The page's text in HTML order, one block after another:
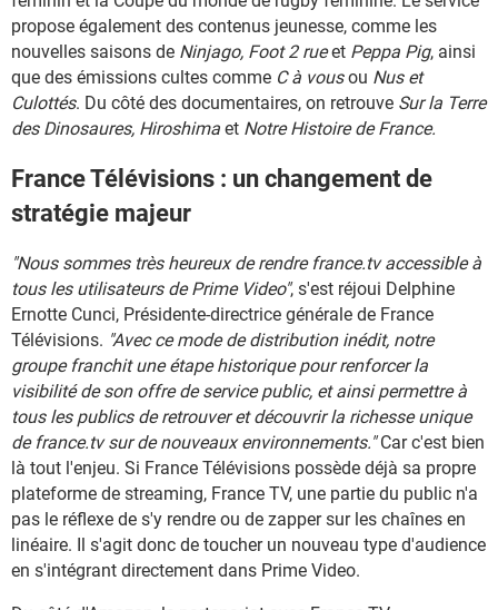
propose également des contenus jeunesse, comme les
nouvelles saisons de Ninjago, Foot 2 rueet Peppa Pig, ainsi
que des émissions cultes comme C à vousou Nus et
Culottés. Du côté des documentaires, on retrouve Sur la Terre
des Dinosaures, Hiroshima et Notre Histoire de France.
France Télévisions : un changement de
stratégie majeur
"Nous sommes très heureux de rendre france.tv accessible à
tous les utilisateurs de Prime Video", s'est réjoui Delphine
Ernotte Cunci, Présidente-directrice générale de France
Télévisions. "Avec ce mode de distribution inédit, notre
groupe franchit une étape historique pour renforcer la
visibilité de son offre de service public, et ainsi permettre à
tous les publics de retrouver et découvrir la richesse unique
de france.tv sur de nouveaux environnements."Car c'est bien
là tout l'enjeu. Si France Télévisions possède déjà sa propre
plateforme de streaming, France TV, une partie du public n'a
pas le réflexe de s'y rendre ou de zapper sur les chaînes en
linéaire. Il s'agit donc de toucher un nouveau type d'audience
en s'intégrant directement dans Prime Video.